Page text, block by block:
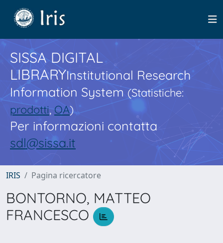
SISSA DIGITAL
LIBRARYInstitutional Research
Information System(Statistiche:
prodotti,OA)
Per informazioni contatta
sdl@sissa.it
IRIS Pagina ricercatore
BONTORNO, MATTEO
FRANCESCO